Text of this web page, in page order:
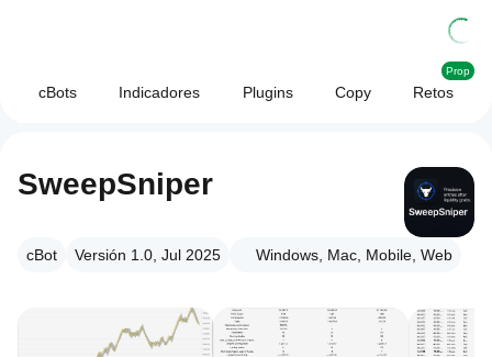
cBots Indicadores Plugins Copy Retos
Prop
SweepSniper
cBot Versión 1.0, Jul 2025 Windows, Mac, Mobile, Web